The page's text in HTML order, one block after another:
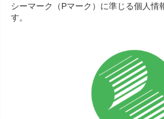
シーマーク（Pマーク）に準じる個人情
す。